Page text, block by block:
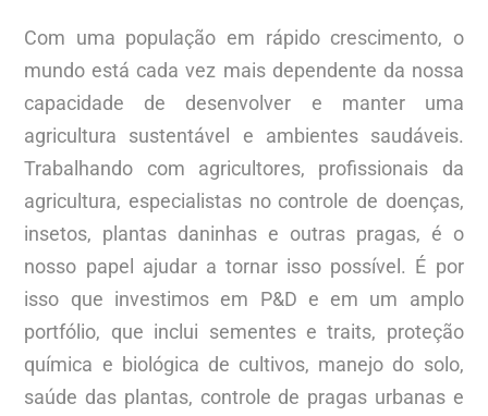
Com uma população em rápido crescimento, o
mundo está cada vez mais dependente da nossa
capacidade de desenvolver e manter uma
agricultura sustentável e ambientes saudáveis.
Trabalhando com agricultores, profissionais da
agricultura, especialistas no controle de doenças,
insetos, plantas daninhas e outras pragas, é o
nosso papel ajudar a tornar isso possível. É por
isso que investimos em P&D e em um amplo
portfólio, que inclui sementes e traits, proteção
química e biológica de cultivos, manejo do solo,
saúde das plantas, controle de pragas urbanas e